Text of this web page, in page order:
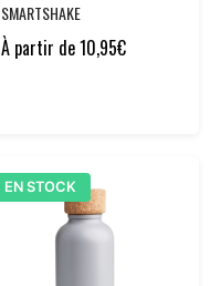
SMARTSHAKE
À partir de10,95€
EN STOCK